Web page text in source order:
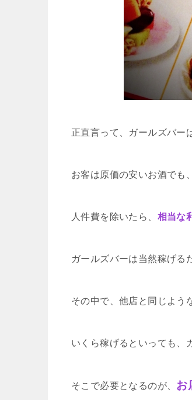
正直言って、ガールズバー
お客は原価の安いお酒でも
人件費を除いたら、 相当な
ガールズバーは当然稼げる
その中で、他店と同じよう
いくら稼げるといっても、
そこで必要となるのが、 お